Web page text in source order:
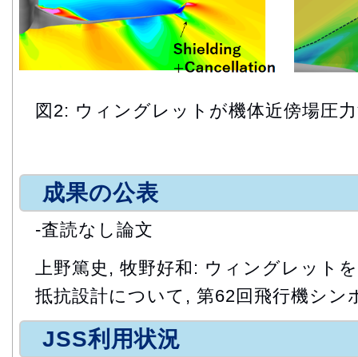
図2: ウィングレットが機体近傍場圧
成果の公表
-査読なし論文
上野篤史, 牧野好和: ウィングレット
抵抗設計について, 第62回飛行機シン
JSS利用状況